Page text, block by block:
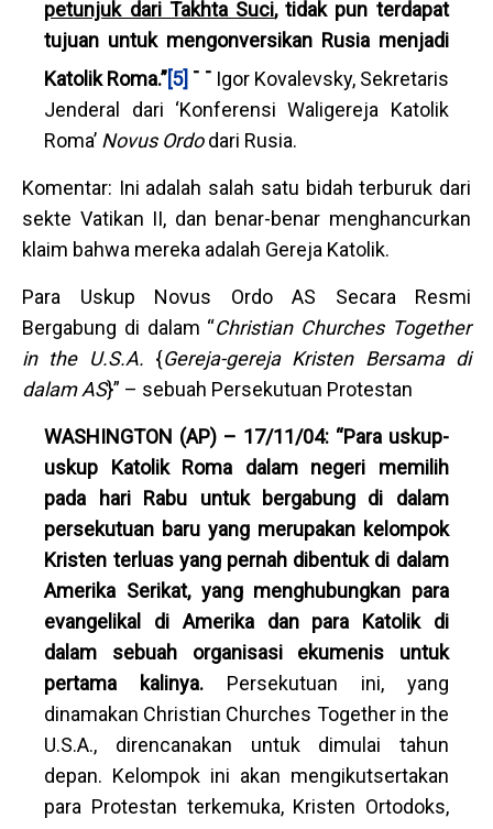
petunjuk dari Takhta Suci, tidak pun terdapat
tujuan untuk mengonversikan Rusia menjadi
Katolik Roma.”[5] - - Igor Kovalevsky, Sekretaris
Jenderal dari ‘Konferensi Waligereja Katolik
Roma’ Novus Ordodari Rusia.
Komentar: Ini adalah salah satu bidah terburuk dari
sekte Vatikan II, dan benar-benar menghancurkan
klaim bahwa mereka adalah Gereja Katolik.
Para Uskup Novus Ordo AS Secara Resmi
Bergabung di dalam “Christian Churches Together
in the U.S.A. {Gereja-gereja Kristen Bersama di
dalam AS}” – sebuah Persekutuan Protestan
WASHINGTON (AP) – 17/11/04: “Para uskup-
uskup Katolik Roma dalam negeri memilih
pada hari Rabu untuk bergabung di dalam
persekutuan baru yang merupakan kelompok
Kristen terluas yang pernah dibentuk di dalam
Amerika Serikat, yang menghubungkan para
evangelikal di Amerika dan para Katolik di
dalam sebuah organisasi ekumenis untuk
pertama kalinya. Persekutuan ini, yang
dinamakan Christian Churches Together in the
U.S.A., direncanakan untuk dimulai tahun
depan. Kelompok ini akan mengikutsertakan
para Protestan terkemuka, Kristen Ortodoks,